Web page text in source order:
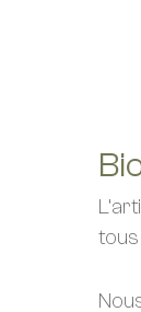
tous